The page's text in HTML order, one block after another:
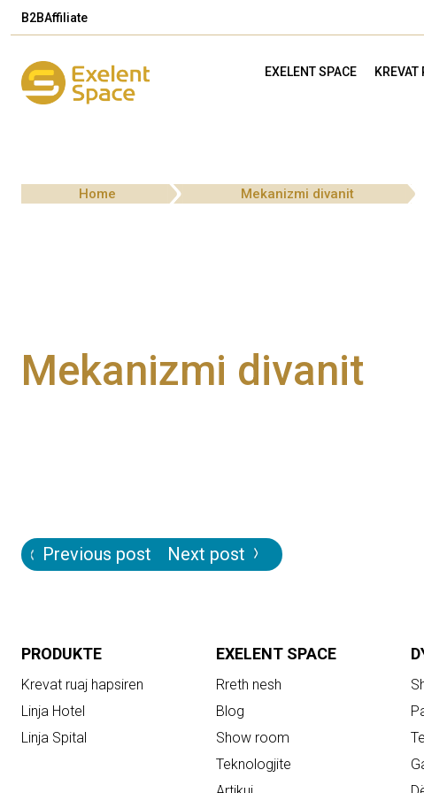
B2BAffiliate
EXELENT SPACE
Home Mekanizmi divanit
Mekanizmi divanit
Post
Previous post
Next post
PRODUKTE
Krevat ruaj hapsiren
Linja Hotel
Linja Spital
EXELENT SPACE
Rreth nesh
Blog
Show room
Teknologjite